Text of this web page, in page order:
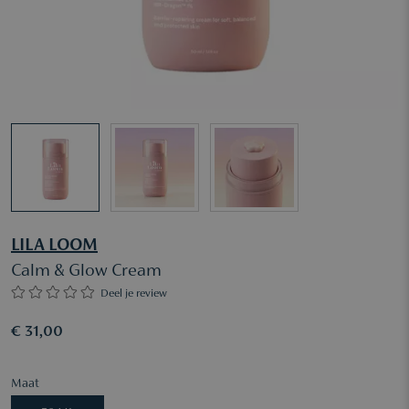
LILA LOOM
Calm & Glow Cream
Deel je review
€ 31,00
Maat